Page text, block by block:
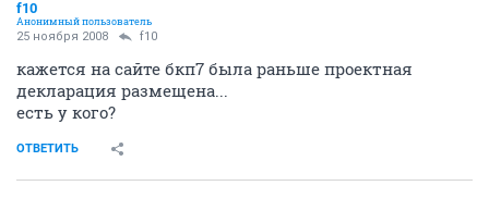
f10
Анонимный пользователь
25 ноября 2008 f10
кажется на сайте бкп7 была раньше проектная
декларация размещена...
есть у кого?
ОТВЕТИТЬ